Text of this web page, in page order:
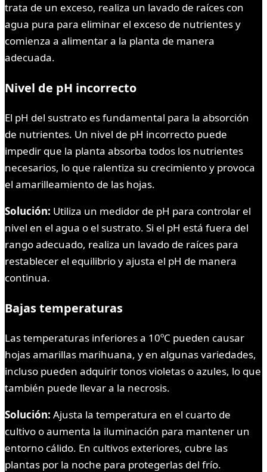
trata de un exceso, realiza un lavado de raíces con
agua pura para eliminar el exceso de nutrientes y
comienza a alimentar a la planta de manera
adecuada.
Nivel de pH incorrecto
El pH del sustrato es fundamental para la absorción
de nutrientes. Un nivel de pH incorrecto puede
impedir que la planta absorba todos los nutrientes
necesarios, lo que ralentiza su crecimiento y provoca
el amarilleamiento de las hojas.
Solución: Utiliza un medidor de pH para controlar el
nivel en el agua o el sustrato. Si el pH está fuera del
rango adecuado, realiza un lavado de raíces para
restablecer el equilibrio y ajusta el pH de manera
continua.
Bajas temperaturas
Las temperaturas inferiores a 10ºC pueden causar
hojas amarillas marihuana, y en algunas variedades,
incluso pueden adquirir tonos violetas o azules, lo que
también puede llevar a la necrosis.
Solución: Ajusta la temperatura en el cuarto de
cultivo o aumenta la iluminación para mantener un
entorno cálido. En cultivos exteriores, cubre las
plantas por la noche para protegerlas del frío.